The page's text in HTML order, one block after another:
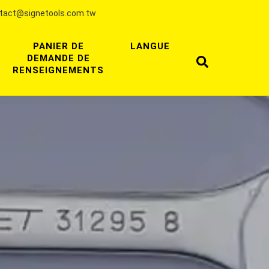
PANIER DE
DEMANDE DE
RENSEIGNEMENTS
LANGUE